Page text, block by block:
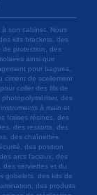
son cabinet. Nous
kits brackets, des
de protection, des
ainsi que
pour bagues,
ciment de scellement
coller des fils de
des
à main et
fraises résines, des
des ressorts, des
des chaînettes
des position
arcs faciaux, des
des serviettes et du
gobelets, des kits de
des produits